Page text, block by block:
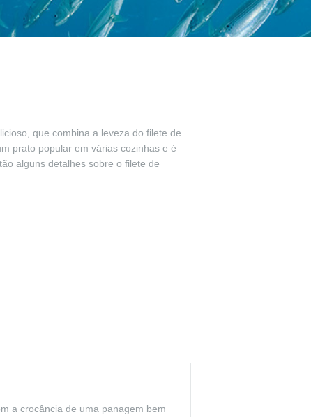
que combina a leveza do filete de
prato popular em várias cozinhas e é
alguns detalhes sobre o filete de
a crocância de uma panagem bem